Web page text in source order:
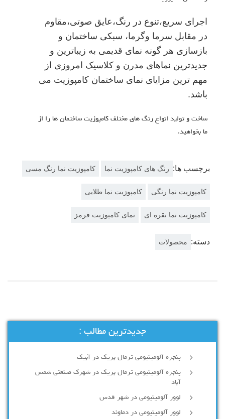
اجرای سریع،تنوع در رنگ،عایق صوتی،مقاوم
در مقابل سرما وگرما، سبکی ساختمان و
بازسازی هر گونه نمای قدیمی به زیباترین و
جدیدترین نماهای مدرن و کلاسیک امروزی از
مهم ترین مزایای نمای ساختمان کامپوزیت می
باشد.
ساخت و تولید انواع رنگ های مختلف کامپوزیت ساختمان ها را از
ما بخواهید.
برچسب ها: رنگ های کامپوزیت نما کامپوزیت نما رنگ مسی
کامپوزیت نما رنگی کامپوزیت نما طلایی
کامپوزیت نما نقره ای نمای کامپوزیت قرمز
دسته: محصولات
جدیدترین مطالب :
پنجره آلومینیومی ترمال بریک در آبیک
پنجره آلومینیومی ترمال بریک در شهرک صنعتی شمس
آباد
لوور آلومینیومی در شهر قدس
لوور آلومینیومی در دماوند